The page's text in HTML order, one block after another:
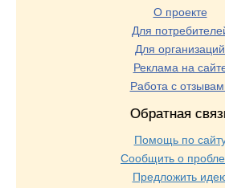
О проекте
Для
Для организаций
Реклама на
Работа с
Обратная
Помощь по
Сообщить о
Предложить